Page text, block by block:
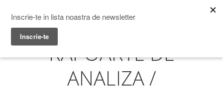
Menu
Prime Transaction
RAPOARTE DE
ANALIZA /